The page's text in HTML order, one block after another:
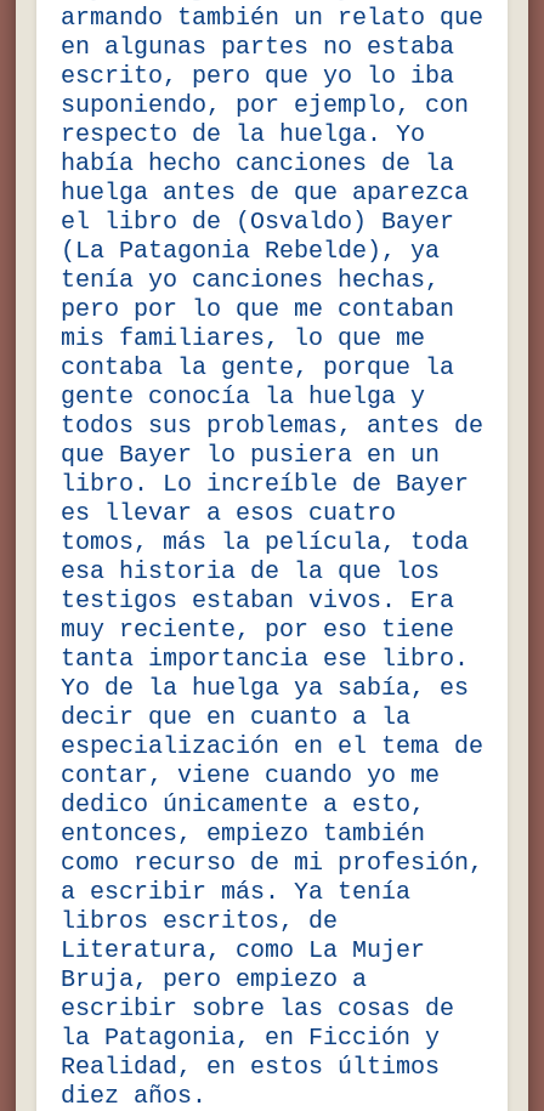
armando también un relato que
en algunas partes no estaba
escrito, pero que yo lo iba
suponiendo, por ejemplo, con
respecto de la huelga. Yo
había hecho canciones de la
huelga antes de que aparezca
el libro de (Osvaldo) Bayer
(La Patagonia Rebelde), ya
tenía yo canciones hechas,
pero por lo que me contaban
mis familiares, lo que me
contaba la gente, porque la
gente conocía la huelga y
todos sus problemas, antes de
que Bayer lo pusiera en un
libro. Lo increíble de Bayer
es llevar a esos cuatro
tomos, más la película, toda
esa historia de la que los
testigos estaban vivos. Era
muy reciente, por eso tiene
tanta importancia ese libro.
Yo de la huelga ya sabía, es
decir que en cuanto a la
especialización en el tema de
contar, viene cuando yo me
dedico únicamente a esto,
entonces, empiezo también
como recurso de mi profesión,
a escribir más. Ya tenía
libros escritos, de
Literatura, como La Mujer
Bruja, pero empiezo a
escribir sobre las cosas de
la Patagonia, en Ficción y
Realidad, en estos últimos
diez años.